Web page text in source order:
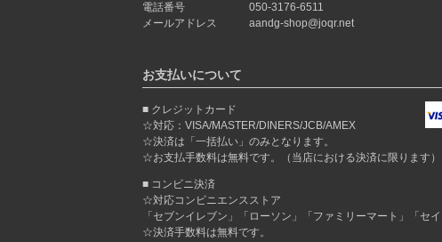
電話番号
050-3176-6511
メールアドレス
aandg-shop@joqr.net
お支払いについて
クレジットカード
☆対応：VISA/MASTER/DINERS/JCB/AMEX
☆決済は「一括払い」のみとなります。
☆お支払手数料は無料です。（当店における決済に限ります）
コンビニ決済
☆対応コンビニエンスストア
「セブンイレブン」「ローソン」「ファミリーマート」「セイ
☆決済手数料は無料です。